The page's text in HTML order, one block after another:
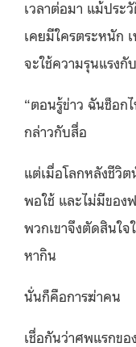
เวลาต่อมา แม้ประ
เคยมีใครตระหนัก
จะใช้ความรุนแรงกั
“ตอนรู้ข่าว ฉันช็อก
กล่าวกับสื่อ
แต่เมื่อโลกหลังชีวิ
พอใช้ และไม่มีของ
พวกเขาจึงตัดสินใจ
หากิน
นั่นก็คือการฆ่าคน
เชื่อกันว่าศพแรกข